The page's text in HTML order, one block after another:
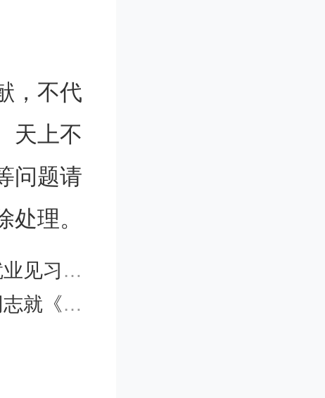
更加完
右，主
源循环
循环经
用效率
生产，
，不代
天上不
问题请
理。
求意见的反馈
》答记者问